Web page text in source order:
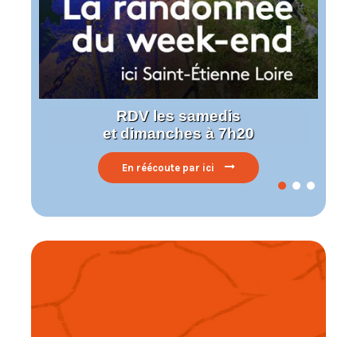
En réécoute par ici
RDV les samedis
et dimanches à 7h20